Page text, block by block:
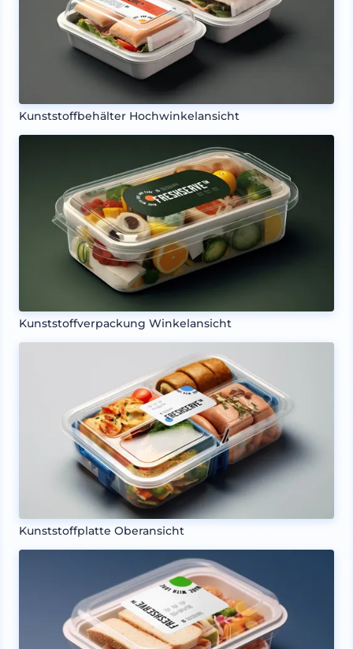
Kunststoffbehälter Hochwinkelansicht
Kunststoffverpackung Winkelansicht
Kunststoffplatte Oberansicht